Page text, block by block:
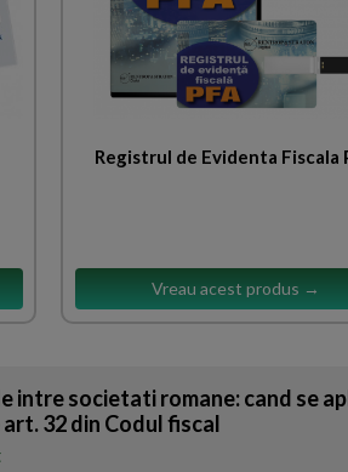
Registrul de Evidenta Fiscala
Vreau acest produs →
intre societati romane: cand se
32 din Codul fiscal